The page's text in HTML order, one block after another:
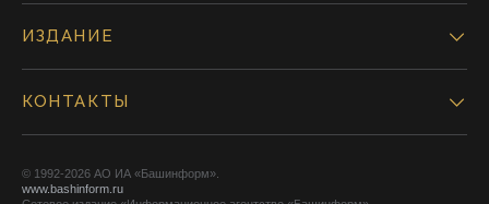
ИЗДАНИЕ
КОНТАКТЫ
© 1992-2026 АО ИА «Башинформ».
www.bashinform.ru